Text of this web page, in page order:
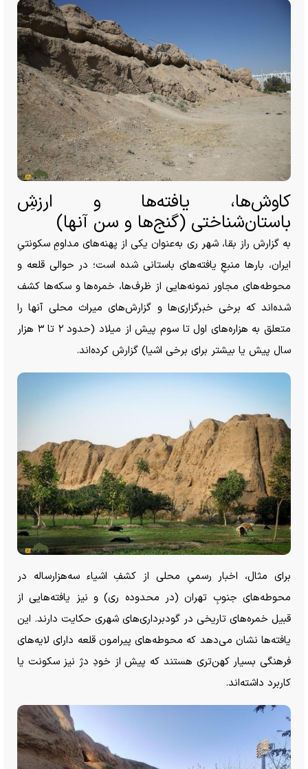
کاوش‌ها، یافته‌ها و ارزشِ
باستان‌شناختی (گنج‌ها و سن آنها)
به گزارش راز بقا، شهر ری به‌عنوان یکی از پهنه‌های مداومِ سکونتیِ
ایران، بار‌ها منبعِ یافته‌های باستانی شده است؛ در حوالی قلعه و
محوطه‌های مجاور نمونه‌هایی از ظرف‌ها، خمره‌ها و سکه‌ها کشف
شده‌اند که برخی خبرگزاری‌ها و گزارش‌های میراث محلی آنها را
متعلق به هزاره‌های اول تا سوم پیش از میلاد (حدود ۲ تا ۳ هزار
سال پیش یا بیشتر برای برخی اشیا) گزارش کرده‌اند.
برای مثال، اخبار رسمیِ محلی از کشفِ اشیاء سه‌هزارساله در
محوطه‌های جنوبِ تهران (در محدوده ری) و نیز یافته‌هایی از
قبیل خمره‌های تاریخی در گودبرداری‌های شهری حکایت دارند. این
یافته‌ها نشان می‌دهد که محوطه‌های پیرامون قلعه دارای لایه‌های
فرهنگی بسیار کهن‌تری هستند که پیش از خودِ دژ نیز سکونت یا
کاربرد داشته‌اند.